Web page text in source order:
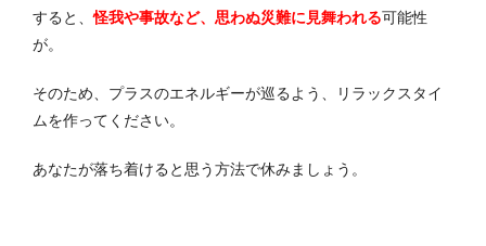
すると、怪我や事故など、思わぬ災難に見舞われる可能性
が。
そのため、プラスのエネルギーが巡るよう、リラックスタイ
ムを作ってください。
あなたが落ち着けると思う方法で休みましょう。